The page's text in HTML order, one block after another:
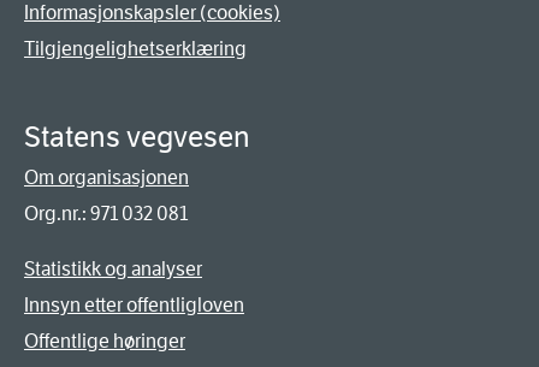
Informasjonskapsler (cookies)
Tilgjengelighetserklæring
Statens vegvesen
Om organisasjonen
Org.nr.: 971 032 081
Statistikk og analyser
Innsyn etter offentligloven
Offentlige høringer